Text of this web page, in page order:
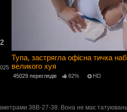
Тупа, застрягла офісна тичка
великого хуя
45029 переглядів 82% HD
38B-27-38. Вона не має